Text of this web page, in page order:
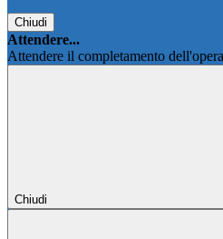
Chiudi
Attendere...
Attendere il completamento
Chiudi